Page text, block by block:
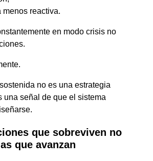
menos reactiva.
en modo crisis no
no es una estrategia
una señal de que el sistema
que sobreviven no
que avanzan